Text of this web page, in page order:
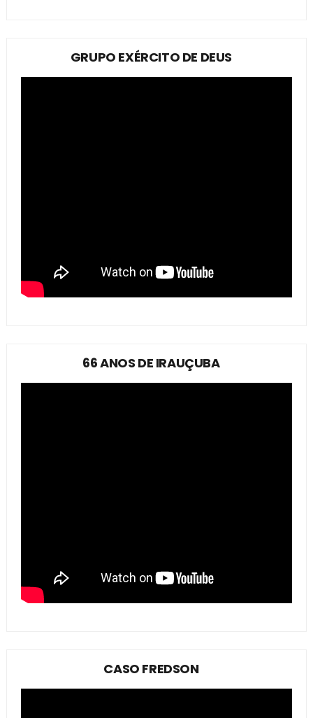
GRUPO EXÉRCITO DE DEUS
66 ANOS DE IRAUÇUBA
CASO FREDSON